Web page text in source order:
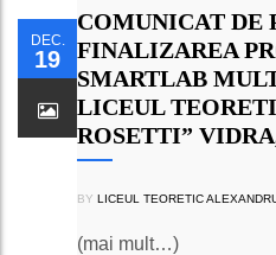
DEC.
19
COMUNICAT DE
FINALIZAREA
SMARTLAB
LICEUL
ROSETTI”
BY LICEUL TEORETIC
(mai mult…)